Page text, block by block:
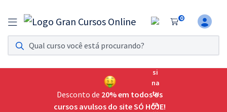
0
Assinatura Ilimitada 11
Acesso a todos os cursos. Teste grátis por 7 dias!
Assinatura OAB Até Passar
Acesso ilimitado a toda preparação para o Exame da
Desconto de 20% em todos os
cursos avulsos do site SÓ HOJE!